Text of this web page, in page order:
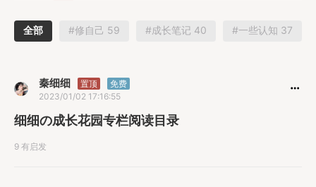
全部 #修自己 59 #成长笔记 40 #一些认知 37
秦细细 置顶
免费
2023/01/02 17:16:55
细细の成长花园专栏阅读目录
9 有启发